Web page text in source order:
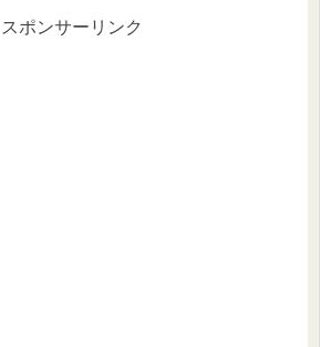
スポンサーリンク